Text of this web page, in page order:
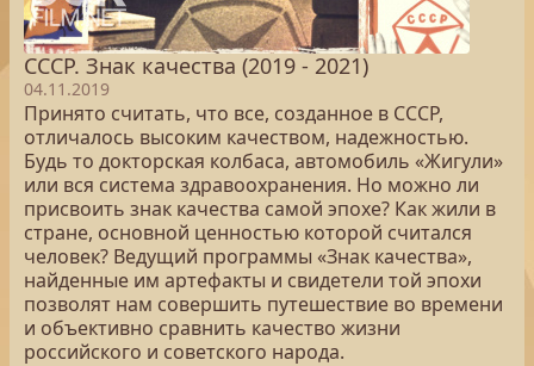
СССР. Знак качества (2019 - 2021)
04.11.2019
Принято считать, что все, созданное в СССР,
отличалось высоким качеством, надежностью.
Будь то докторская колбаса, автомобиль «Жигули»
или вся система здравоохранения. Но можно ли
присвоить знак качества самой эпохе? Как жили в
стране, основной ценностью которой считался
человек? Ведущий программы «Знак качества»,
найденные им артефакты и свидетели той эпохи
позволят нам совершить путешествие во времени
и объективно сравнить качество жизни
российского и советского народа.